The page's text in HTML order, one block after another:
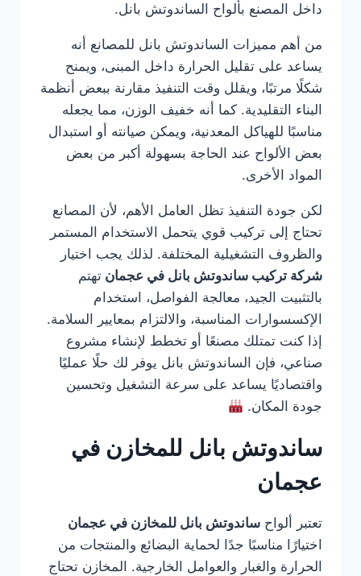
داخل المصنع بألواح الساندوتش بانل.
من أهم مميزات الساندوتش بانل للمصانع أنه
يساعد على تقليل الحرارة داخل المبنى، ويمنح
شكلًا مرتبًا، ويقلل وقت التنفيذ مقارنة ببعض أنظمة
البناء التقليدية. كما أنه خفيف الوزن، مما يجعله
مناسبًا للهياكل المعدنية، ويمكن صيانته أو استبدال
بعض الألواح عند الحاجة بسهولة أكبر من بعض
المواد الأخرى.
لكن جودة التنفيذ تظل العامل الأهم، لأن المصانع
تحتاج إلى تركيب قوي يتحمل الاستخدام المستمر
والظروف التشغيلية المختلفة. لذلك يجب اختيار
شركة تركيب ساندوتش بانل في عجمان تهتم
بالتثبيت الجيد، معالجة الفواصل، استخدام
الإكسسوارات المناسبة، والالتزام بمعايير السلامة.
إذا كنت تمتلك مصنعًا أو تخطط لإنشاء مشروع
صناعي، فإن الساندوتش بانل يوفر لك حلًا عمليًا
واقتصاديًا يساعد على سرعة التشغيل وتحسين
جودة المكان.
ساندوتش بانل للمخازن في
عجمان
تعتبر ألواح ساندوتش بانل للمخازن في عجمان
اختيارًا مناسبًا جدًا لحماية البضائع والمنتجات من
الحرارة والغبار والعوامل الخارجية. المخازن تحتاج